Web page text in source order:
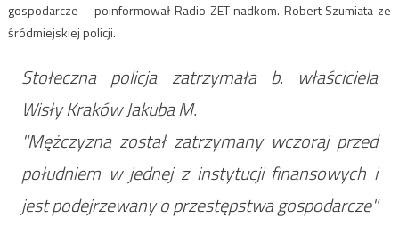
gospodarcze – poinformował Radio ZET nadkom. Robert Szumiata ze
śródmiejskiej policji.
Stołeczna policja zatrzymała b. właściciela
Wisły Kraków Jakuba M.
"Mężczyzna został zatrzymany wczoraj przed
południem w jednej z instytucji finansowych i
jest podejrzewany o przestępstwa gospodarcze"